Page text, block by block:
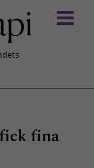
fina